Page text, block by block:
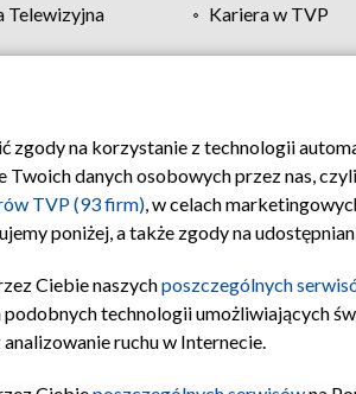
Telewizyjna Kariera w TVP
Polityka prywatności Moje
na korzystanie z technologii
danych osobowych przez nas,
TVP (93 firm), w celach
poniżej, a także zgody na
Ciebie naszychposzczególnych
technologii umożliwiających
ruchu w Internecie.